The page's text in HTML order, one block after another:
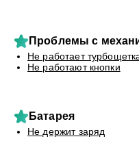
Проблемы с
Не работает
Не работают кнопки
Батарея
Не держит заряд